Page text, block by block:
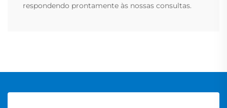
respondendo prontamente às nossas consultas.